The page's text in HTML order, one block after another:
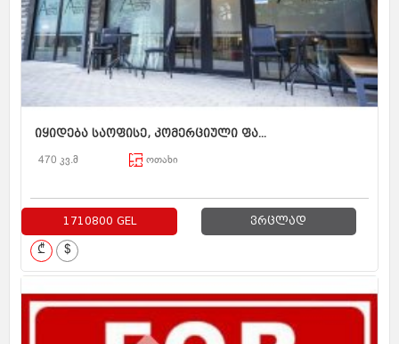
იყიდება საოფისე, კომერციული ფა...
470 კვ.მ ოთახი
1710800 GEL ვრცლად
₾ $